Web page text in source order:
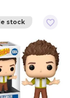
favorite_border
stock